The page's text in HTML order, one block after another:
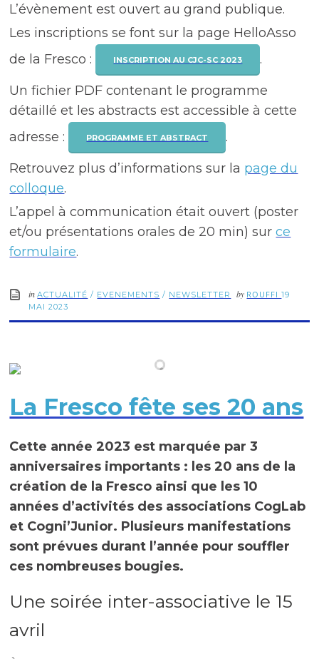
L’évènement est ouvert au grand publique.
Les inscriptions se font sur la page HelloAsso
de la Fresco :
INSCRIPTION AU CJC-SC 2023 .
Un fichier PDF contenant le programme
détaillé et les abstracts est accessible à cette
adresse :
PROGRAMME ET ABSTRACT .
Retrouvez plus d’informations sur la page du
colloque.
L’appel à communication était ouvert (poster
et/ou présentations orales de 20 min) surce
formulaire.
inACTUALITÉ / EVENEMENTS / NEWSLETTER by ROUFFI19
MAI 2023
La Fresco fête ses 20 ans
Cette année 2023 est marquée par 3
anniversaires importants : les 20 ans de la
création de la Fresco ainsi que les 10
années d’activités des associations CogLab
et Cogni’Junior. Plusieurs manifestations
sont prévues durant l’année pour souffler
ces nombreuses bougies.
Une soirée inter-associative le 15
avril